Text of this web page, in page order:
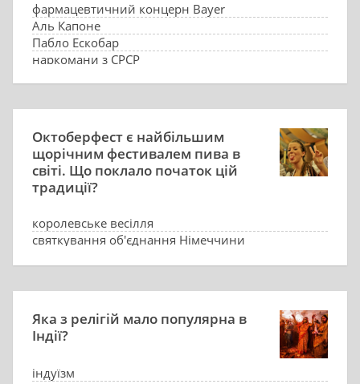
фармацевтичний концерн Bayer
Аль Капоне
Пабло Ескобар
наркомани з СРСР
Октоберфест є найбільшим
щорічним фестивалем пива в
світі. Що поклало початок цій
традиції?
королевське весілля
святкування об'єднання Німеччини
Яка з релігій мало популярна в
Індії?
індуїзм